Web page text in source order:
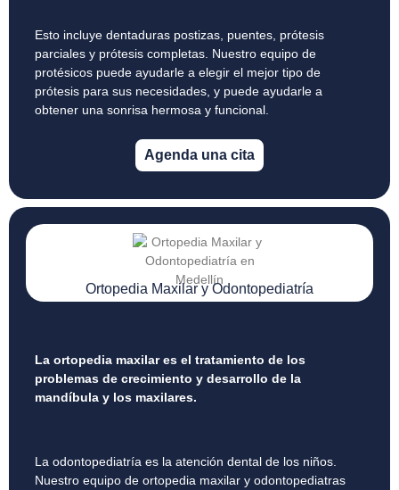
Esto incluye dentaduras postizas, puentes, prótesis
parciales y prótesis completas. Nuestro equipo de
protésicos puede ayudarle a elegir el mejor tipo de
prótesis para sus necesidades, y puede ayudarle a
obtener una sonrisa hermosa y funcional.
Agenda una cita
Ortopedia Maxilar y Odontopediatría
La ortopedia maxilar es el tratamiento de los
problemas de crecimiento y desarrollo de la
mandíbula y los maxilares.
La odontopediatría es la atención dental de los niños.
Nuestro equipo de ortopedia maxilar y odontopediatras